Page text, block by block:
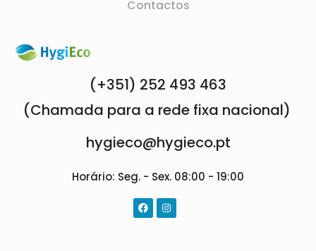
Contactos
(+351) 252 493 463
(Chamada para a rede fixa nacional)
hygieco@hygieco.pt
Horário: Seg. - Sex. 08:00 - 19:00